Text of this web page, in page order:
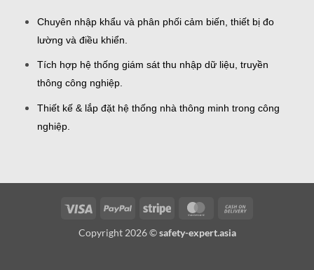
Chuyên nhập khẩu và phân phối cảm biến, thiết bị đo
lường và điều khiển.
Tích hợp hệ thống giám sát thu nhập dữ liệu, truyền
thông công nghiệp.
Thiết kế & lắp đặt hệ thống nhà thông minh trong công
nghiệp.
Visa PayPal Stripe MasterCard
Copyright 2026 ©safety-expert.asia